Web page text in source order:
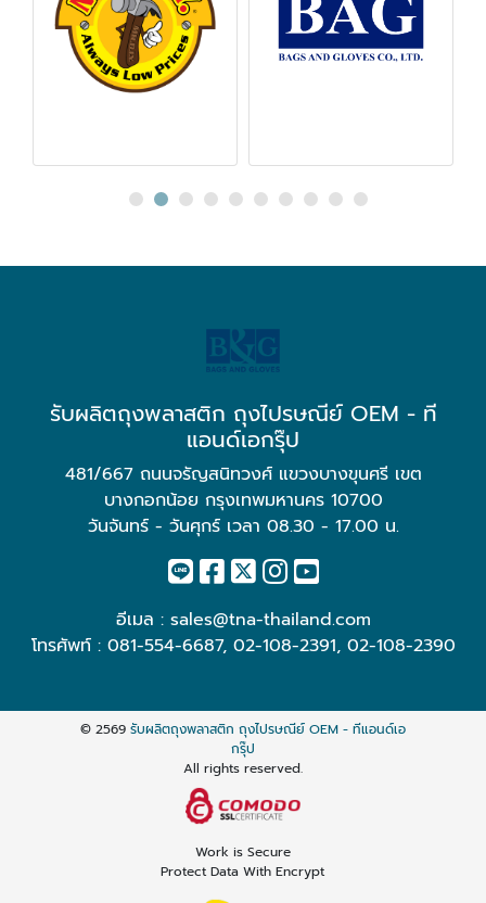
รับผลิตถุงพลาสติก ถุงไปรษณีย์ OEM - ที
แอนด์เอกรุ๊ป
481/667 ถนนจรัญสนิทวงศ์ แขวงบางขุนศรี เขต
บางกอกน้อย กรุงเทพมหานคร 10700
วันจันทร์ - วันศุกร์ เวลา 08.30 - 17.00 น.
อีเมล : sales@tna-thailand.com
โทรศัพท์ : 081-554-6687, 02-108-2391, 02-108-2390
© 2569 รับผลิตถุงพลาสติก ถุงไปรษณีย์ OEM - ทีแอนด์เอ
กรุ๊ป
All rights reserved.
Work is Secure
Protect Data With Encrypt